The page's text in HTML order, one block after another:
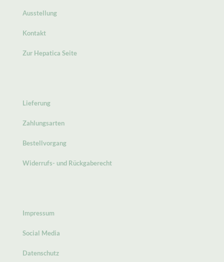
Ausstellung
Kontakt
Zur Hepatica Seite
Lieferung
Zahlungsarten
Bestellvorgang
Widerrufs- und Rückgaberecht
Impressum
Social Media
Datenschutz